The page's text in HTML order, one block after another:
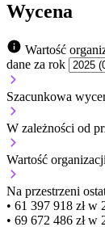
Wycena
Wartość
dane za rok
Szacunkowa
W zależności od
Wartość organizacji
Na przestrzeni
• 61 397 918 zł w
• 69 672 486 zł w